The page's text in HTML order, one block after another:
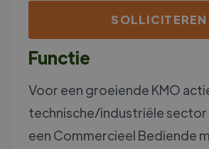
SOLLICITEREN
Functie
Voor een groeiende KMO
technische/industriële sector
een Commercieel Bediende